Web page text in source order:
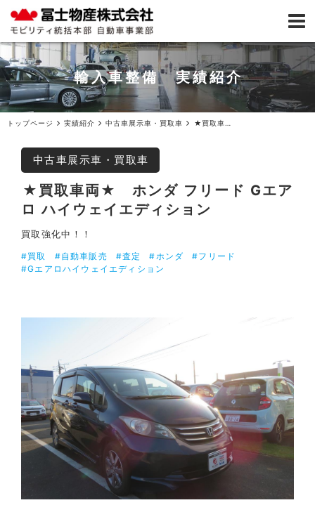
輸入車整備 実績紹介
トップページ 実績紹介 中古車展示車・買取車
中古車展示車・買取車
★買取車両★ ホンダ フリード Gエア
ロ ハイウェイエディション
買取強化中！！
#買取 #自動車販売 #査定 #ホンダ
#フリード
#Gエアロハイウェイエディション